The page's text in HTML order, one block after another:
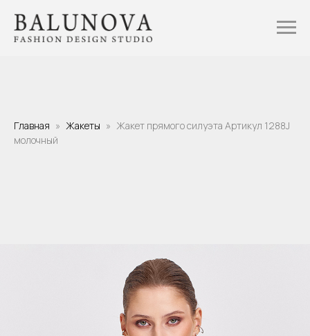
Главная Жакеты
Жакет прямого силуэта Артикул 1288J
молочный